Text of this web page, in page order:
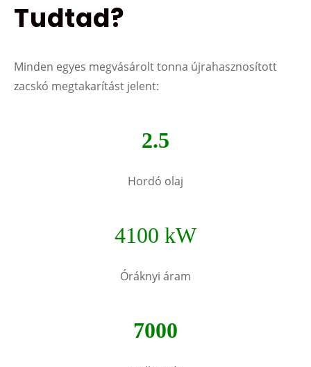
Tudtad?
Minden egyes megvásárolt tonna újrahasznosított
zacskó megtakarítást jelent:
2.5
Hordó olaj
4100 kW
Óráknyi áram
7000